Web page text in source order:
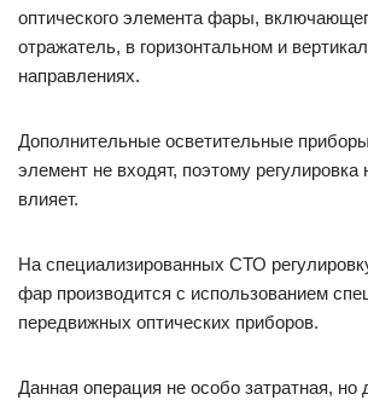
оптического элемента фары,
отражатель, в горизонтальном и
направлениях.
Дополнительные осветительные
элемент не входят, поэтому регулировка
влияет.
На специализированных СТО
фар производится с использованием
передвижных оптических приборов.
Данная операция не особо затратная, но